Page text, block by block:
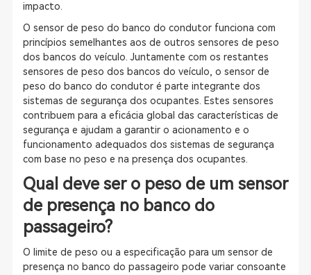
impacto.
O sensor de peso do banco do condutor funciona com
princípios semelhantes aos de outros sensores de peso
dos bancos do veículo. Juntamente com os restantes
sensores de peso dos bancos do veículo, o sensor de
peso do banco do condutor é parte integrante dos
sistemas de segurança dos ocupantes. Estes sensores
contribuem para a eficácia global das características de
segurança e ajudam a garantir o acionamento e o
funcionamento adequados dos sistemas de segurança
com base no peso e na presença dos ocupantes.
Qual deve ser o peso de um sensor
de presença no banco do
passageiro?
O limite de peso ou a especificação para um sensor de
presença no banco do passageiro pode variar consoante